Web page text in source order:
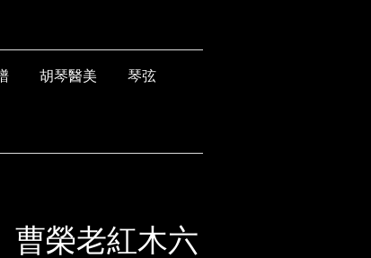
胡琴醫美 琴弦
曹榮老紅木六